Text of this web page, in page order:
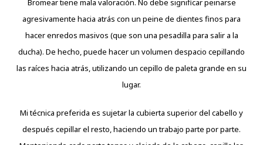
Bromear tiene mala valoración. No debe significar peinarse
agresivamente hacia atrás con un peine de dientes finos para
hacer enredos masivos (que son una pesadilla para salir a la
ducha). De hecho, puede hacer un volumen despacio cepillando
las raíces hacia atrás, utilizando un cepillo de paleta grande en su
lugar.
Mi técnica preferida es sujetar la cubierta superior del cabello y
después cepillar el resto, haciendo un trabajo parte por parte.